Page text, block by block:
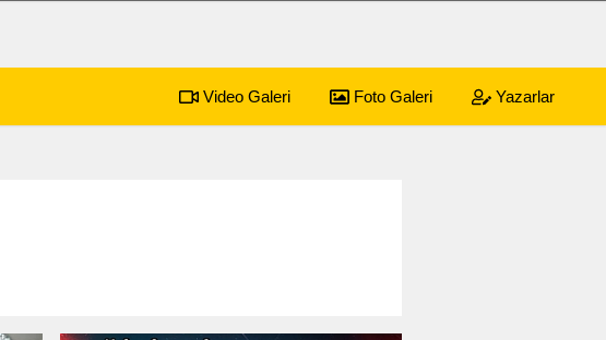
Dinar'da beş gün sürecek festival programı açıklandı
Video Galeri Foto Galeri Yazarlar